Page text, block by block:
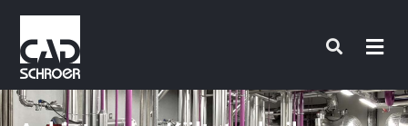
Zum
Inhalt
springen